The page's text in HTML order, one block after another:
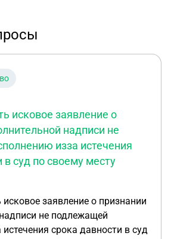
исковое заявление о
надписи не
изза истечения
в суд по своему месту
заявление о признании
не подлежащей
срока давности в суд